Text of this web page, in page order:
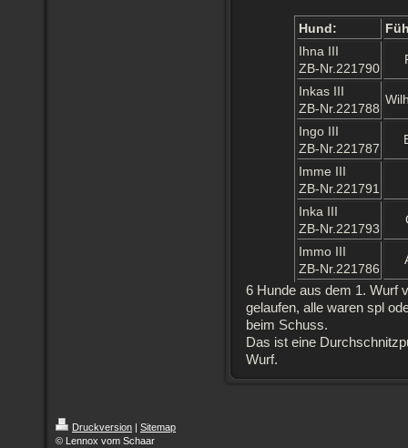
Hund:
Ihna III
ZB-Nr.221790
Inkas III
ZB-Nr.221788
Ingo III
ZB-Nr.221787
Imme III
ZB-Nr.221791
Inka III
ZB-Nr.221793
Immo III
ZB-Nr.221786
6 Hunde aus dem 1. Wurf
gelaufen, alle waren spl
beim Schuss.
Das ist eine
Wurf.
Druckversion
Sitemap
© Lennox vom Schaar